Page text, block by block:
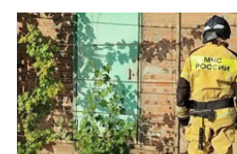
Объявления
Каталог